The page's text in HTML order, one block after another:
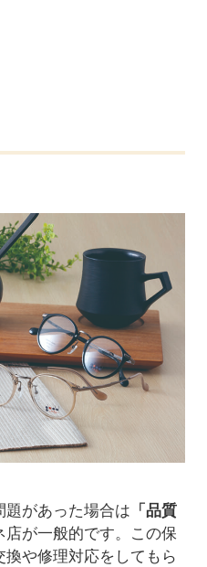
題があった場合は 「品質
店が一般的です。この保
や修理対応をしてもら